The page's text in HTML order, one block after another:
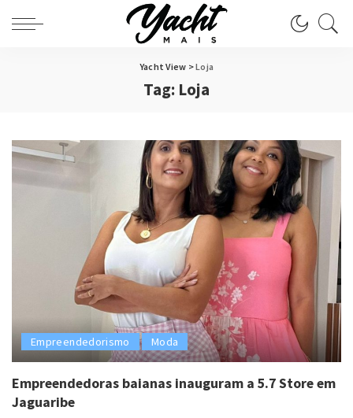
Yacht View >Loja
Tag: Loja
Empreendedorismo Moda
Empreendedoras baianas inauguram a 5.7 Store em
Jaguaribe